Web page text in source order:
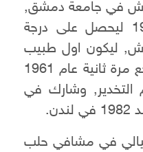
في جامعة دمشق,
وسافر الى كوبنهاكن 1954 ليحصل على درجة
ليكون اول طبيب
في هذا الاختصاص, ثم رجع مرة ثانية عام 1961
وشارك في
في مشافي حلب